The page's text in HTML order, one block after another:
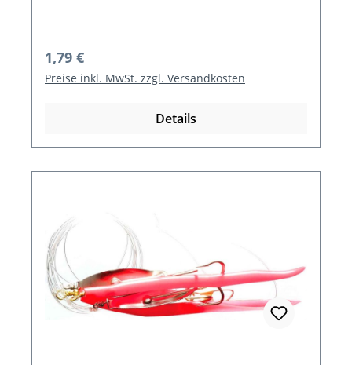
Regulärer Preis:
1,79 €
Preise inkl. MwSt. zzgl. Versandkosten
Details